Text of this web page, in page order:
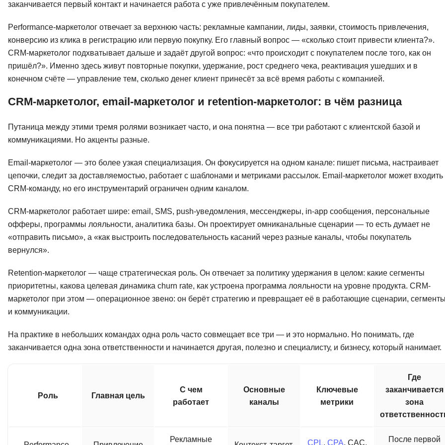
заканчивается первый контакт и начинается работа с уже привлечённым покупателем.
Performance-маркетолог отвечает за верхнюю часть: рекламные кампании, лиды, заявки, стоимость привлечения,
конверсию из клика в регистрацию или первую покупку. Его главный вопрос — «сколько стоит привести клиента?».
CRM-маркетолог подхватывает дальше и задаёт другой вопрос: «что происходит с покупателем после того, как он
пришёл?». Именно здесь живут повторные покупки, удержание, рост среднего чека, реактивация ушедших и в
конечном счёте — управление тем, сколько денег клиент принесёт за всё время работы с компанией.
CRM-маркетолог, email-маркетолог и retention-маркетолог: в чём разница
Путаница между этими тремя ролями возникает часто, и она понятна — все три работают с клиентской базой и
коммуникациями. Но акценты разные.
Email-маркетолог — это более узкая специализация. Он фокусируется на одном канале: пишет письма, настраивает
цепочки, следит за доставляемостью, работает с шаблонами и метриками рассылок. Email-маркетолог может входить
CRM-команду, но его инструментарий ограничен одним каналом.
CRM-маркетолог работает шире: email, SMS, push-уведомления, мессенджеры, in-app сообщения, персональные
офферы, программы лояльности, аналитика базы. Он проектирует омниканальные сценарии — то есть думает не
«отправить письмо», а «как выстроить последовательность касаний через разные каналы, чтобы покупатель
вернулся».
Retention-маркетолог — чаще стратегическая роль. Он отвечает за политику удержания в целом: какие сегменты
приоритетны, какова целевая динамика churn rate, как устроена программа лояльности на уровне продукта. CRM-
маркетолог при этом — операционное звено: он берёт стратегию и превращает её в работающие сценарии,
и коммуникации.
На практике в небольших командах одна роль часто совмещает все три — и это нормально. Но понимать, где
заканчивается одна зона ответственности и начинается другая, полезно и специалисту, и бизнесу, который нанимает.
Роль Главная цель
С чем
работает
Основные
каналы
Ключевые
метрики
Где
заканчивается
зона
Рекламные CPL, CPA, CAC, После первой